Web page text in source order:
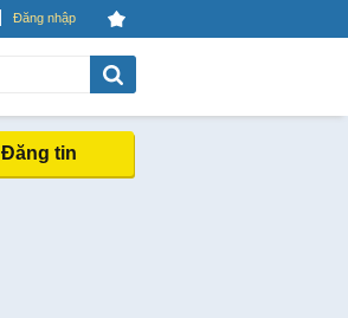
Đăng nhập
Đăng tin